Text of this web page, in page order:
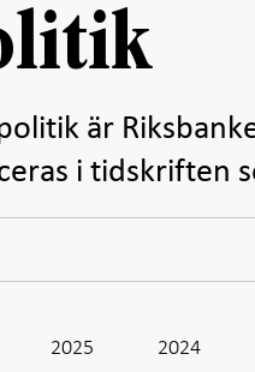
är
i tidskriften
2025 2024